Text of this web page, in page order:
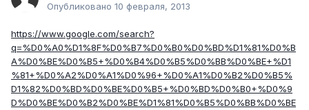
Опубликовано 10 февраля, 2013
https://www.google.com/search?
q=%D0%A0%D1%8F%D0%B7%D0%B0%D0%BD%D1%81%D0%B
A%D0%BE%D0%B5+%D0%B4%D0%B5%D0%BB%D0%BE+%D1
%81+%D0%A2%D0%A1%D0%96+%D0%A1%D0%B2%D0%B5%
D1%82%D0%BD%D0%BE%D0%B5+%D0%BD%D0%B0+%D0%9
D%D0%BE%D0%B2%D0%BE%D1%81%D0%B5%D0%BB%D0%BE